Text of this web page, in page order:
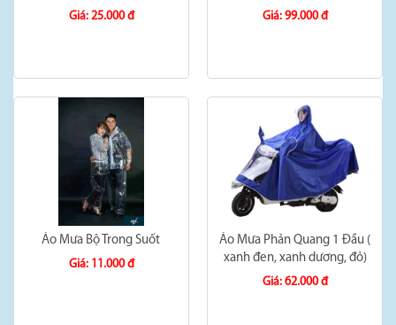
Giá: 25.000 đ
Giá: 99.000 đ
Áo Mưa Bộ Trong Suốt
Giá: 11.000 đ
Áo Mưa Phản Quang 1 Đầu (
xanh đen, xanh dương, đỏ)
Giá: 62.000 đ